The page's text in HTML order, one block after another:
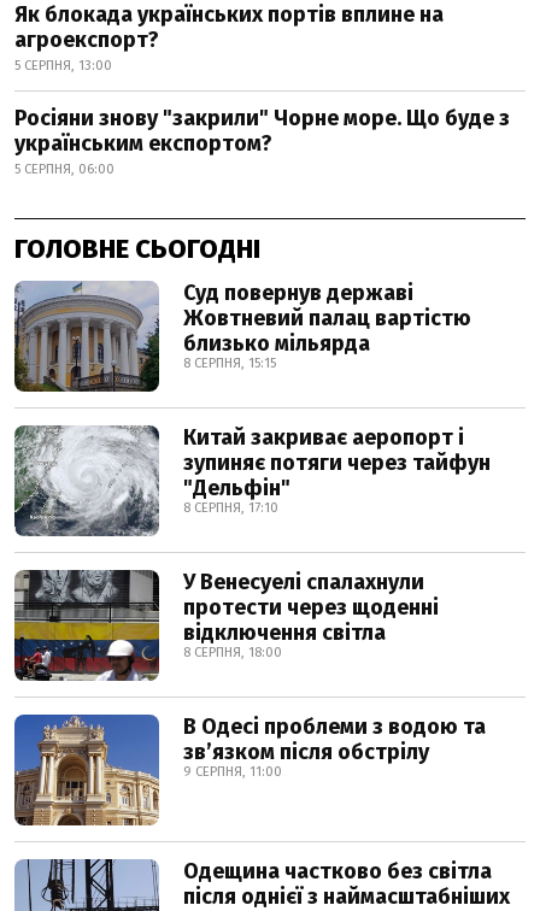
Як блокада українських портів вплине на
агроекспорт?
5 СЕРПНЯ, 13:00
Росіяни знову "закрили" Чорне море. Що буде з
українським експортом?
5 СЕРПНЯ, 06:00
ГОЛОВНЕ СЬОГОДНІ
Суд повернув державі
Жовтневий палац вартістю
близько мільярда
8 СЕРПНЯ, 15:15
Китай закриває аеропорт і
зупиняє потяги через тайфун
"Дельфін"
8 СЕРПНЯ, 17:10
У Венесуелі спалахнули
протести через щоденні
відключення світла
8 СЕРПНЯ, 18:00
В Одесі проблеми з водою та
звʼязком після обстрілу
9 СЕРПНЯ, 11:00
Одещина частково без світла
після однієї з наймасштабніших